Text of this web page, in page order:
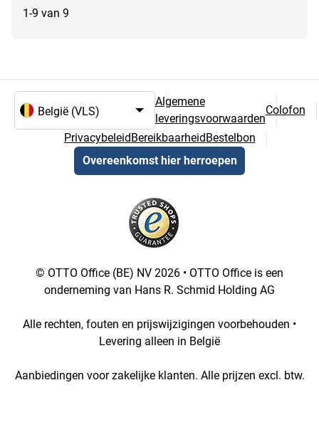
1-9 van 9
Algemene
leveringsvoorwaarden
Colofon
PrivacybeleidBereikbaarheidBestelbon
Overeenkomst hier herroepen
© OTTO Office (BE) NV 2026 • OTTO Office is een
onderneming van Hans R. Schmid Holding AG
Alle rechten, fouten en prijswijzigingen voorbehouden •
Levering alleen in België
Aanbiedingen voor zakelijke klanten. Alle prijzen excl. btw.